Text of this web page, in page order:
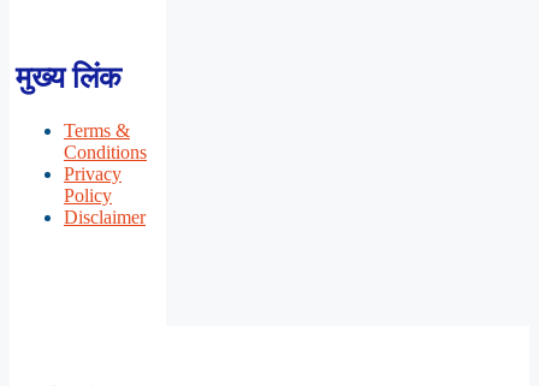
मुख्य लिंक
Terms &
Conditions
Privacy
Policy
Disclaimer